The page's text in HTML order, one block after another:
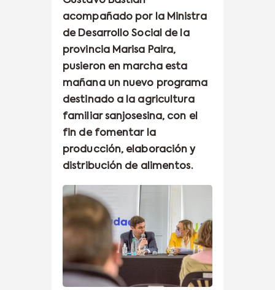
acompañado por la Ministra
de Desarrollo Social de la
provincia Marisa Paira,
pusieron en marcha esta
mañana un nuevo programa
destinado a la agricultura
familiar sanjosesina, con el
fin de fomentar la
producción, elaboración y
distribución de alimentos.